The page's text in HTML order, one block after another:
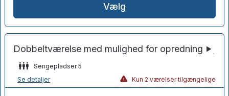
Vælg
Sengepladser 5
Se detaljer
Kun 2 værelser tilgængelige